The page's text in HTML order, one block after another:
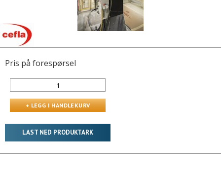
Pris på forespørsel
LAST NED PRODUKTARK